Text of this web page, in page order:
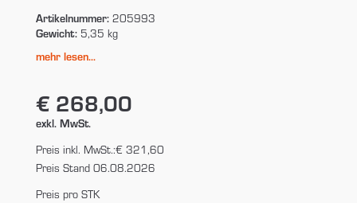
Artikelnummer:205993
Gewicht:5,35 kg
mehr lesen...
€ 268,00
exkl. MwSt.
Preis inkl. MwSt.:€ 321,60
Preis Stand 06.08.2026
Preis pro STK